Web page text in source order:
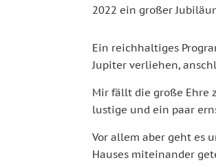
2022 ein großer
Ein reichhaltiges
Jupiter verliehen,
Mir fällt die große Ehre
lustige und ein paar
Vor allem aber geht es
Hauses miteinander